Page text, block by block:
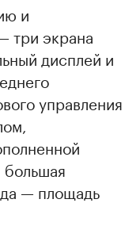
и
три экрана
дисплей и
управления
большая
— площадь